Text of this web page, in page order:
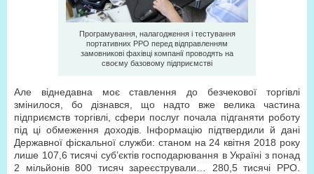
Програмування, налагодження і тестування
портативних РРО перед відправленням
замовникові фахівці компанії проводять на
своєму базовому підприємстві
Але віднедавна моє ставлення до безчекової торгівлі
змінилося, бо дізнався, що надто вже велика частина
підприємств торгівлі, сфери послуг почала підганяти роботу
під ці обмеження доходів. Інформацію підтвердили й дані
Державної фіскальної служби: станом на 24 квітня 2018 року
лише 107,6 тисячі суб’єктів господарювання в Україні з понад
2 мільйонів 800 тисяч зареєстрували… 280,5 тисячі РРО.